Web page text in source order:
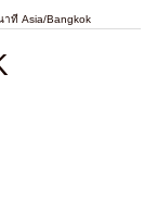
ที Asia/Bangkok